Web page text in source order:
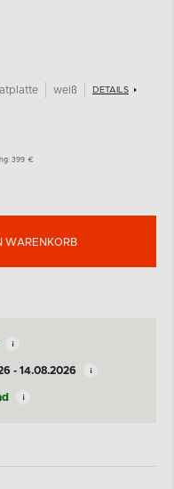
weiß DETAILS
399 €
WARENKORB
- 14.08.2026